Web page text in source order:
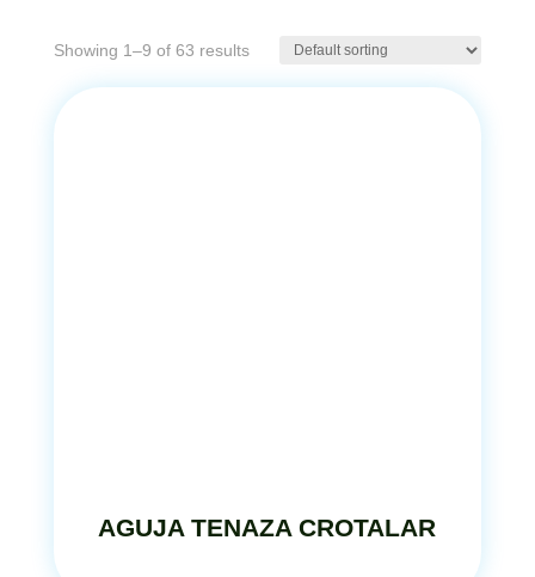
Showing 1–9 of 63 results
AGUJA TENAZA CROTALAR